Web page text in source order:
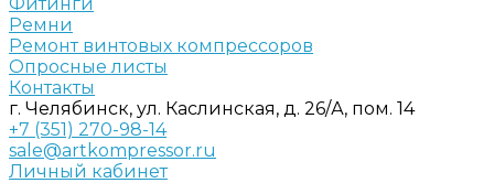
Ремни
Ремонт винтовых компрессоров
Опросные листы
Контакты
г. Челябинск, ул. Каслинская, д. 26/А, пом. 14
+7 (351) 270-98-14
sale@artkompressor.ru
Личный кабинет